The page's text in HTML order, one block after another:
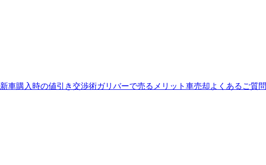
新車購入時の値引き交渉術ガリバーで売るメリット 車売却よくあるご質問